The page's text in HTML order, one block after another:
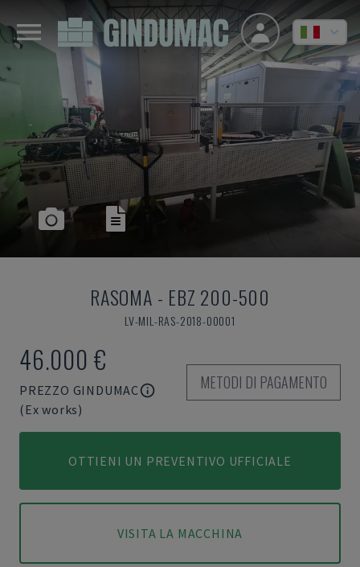
RASOMA - EBZ 200-500
LV-MIL-RAS-2018-00001
46.000 €
PREZZO GINDUMAC
(Ex works)
METODI DI PAGAMENTO
OTTIENI UN PREVENTIVO UFFICIALE
VISITA LA MACCHINA